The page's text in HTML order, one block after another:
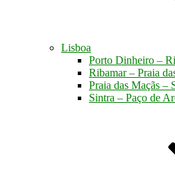
Lisboa
Porto Dinheiro –
Ribamar – Praia
Praia das Maçãs –
Sintra – Paço de